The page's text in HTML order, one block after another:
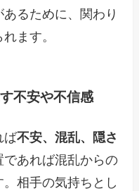
るために、関わり
ます。
不安や不信感
ば不安、混乱、隠さ
であれば混乱からの
相手の気持ちとし